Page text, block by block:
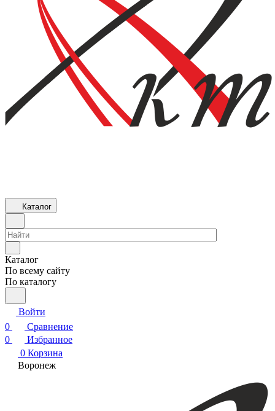
Каталог
Каталог
По всему сайту
По каталогу
Войти
0
Сравнение
0
Избранное
0 Корзина
Воронеж